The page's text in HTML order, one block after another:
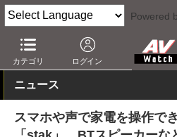
Powered
カテゴリ ログイン
AV Watch 製品 AV周辺機器
ニュース
スマホや声で家電を操作で